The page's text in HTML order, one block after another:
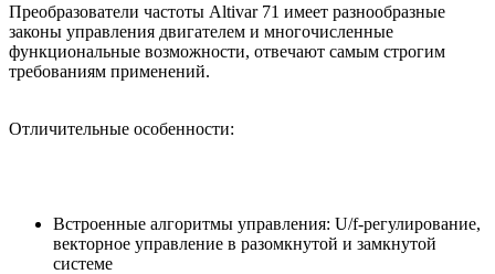
Преобразователи частоты Altivar 71 имеет разнообразные
законы управления двигателем и многочисленные
функциональные возможности, отвечают самым строгим
требованиям применений.
Отличительные особенности:
Встроенные алгоритмы управления: U/f-регулирование,
векторное управление в разомкнутой и замкнутой
системе